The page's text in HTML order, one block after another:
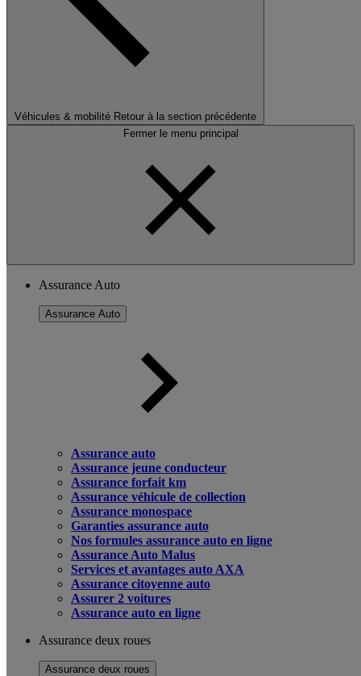
Véhicules & mobilité Retour à la section précédente
Fermer le menu principal
Assurance Auto
Assurance Auto
Assurance auto
Assurance jeune conducteur
Assurance forfait km
Assurance véhicule de collection
Assurance monospace
Garanties assurance auto
Nos formules assurance auto en ligne
Assurance Auto Malus
Services et avantages auto AXA
Assurance citoyenne auto
Assurer 2 voitures
Assurance auto en ligne
Assurance deux roues
Assurance deux roues